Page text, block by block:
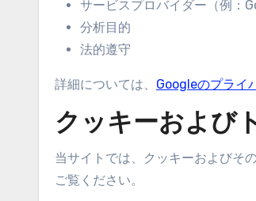
サービスプロバイダー（例：
分析目的
法的遵守
詳細については、 Googleのプライ
クッキーおよび
当サイトでは、クッキーおよびそ
ご覧ください。